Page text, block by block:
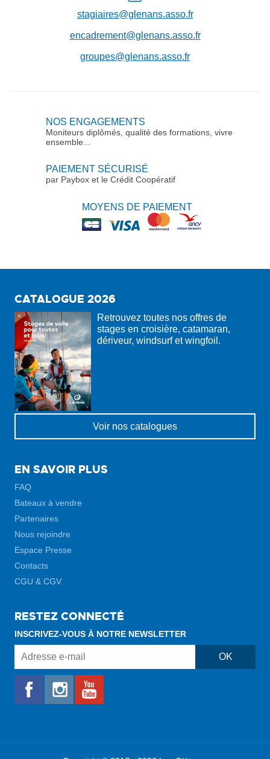
stagiaires@glenans.asso.fr
encadrement@glenans.asso.fr
groupes@glenans.asso.fr
NOS ENGAGEMENTS
Moniteurs diplômés, qualité des formations, vivre
ensemble...
PAIEMENT SÉCURISÉ
par Paybox et le Crédit Coopératif
MOYENS DE PAIEMENT
CATALOGUE 2026
Retrouvez toutes nos offres de
stages en croisière, catamaran,
dériveur, windsurf et wingfoil.
Voir nos catalogues
EN SAVOIR PLUS
FAQ
Bateaux à vendre
Partenaires
Nous rejoindre
Espace Presse
Contacts
CGU & CGV
RESTEZ CONNECTÉ
INSCRIVEZ-VOUS À NOTRE NEWSLETTER
e-
mail
OK